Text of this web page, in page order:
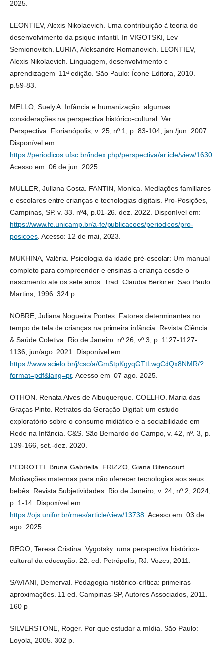
2025.
LEONTIEV, Alexis Nikolaevich. Uma contribuição à teoria do
desenvolvimento da psique infantil. In VIGOTSKI, Lev
Semionovitch. LURIA, Aleksandre Romanovich. LEONTIEV,
Alexis Nikolaevich. Linguagem, desenvolvimento e
aprendizagem. 11ª edição. São Paulo: Ícone Editora, 2010.
p.59-83.
MELLO, Suely A. Infância e humanização: algumas
considerações na perspectiva histórico-cultural. Ver.
Perspectiva. Florianópolis, v. 25, nº 1, p. 83-104, jan./jun. 2007.
Disponível em:
https://periodicos.ufsc.br/index.php/perspectiva/article/view/1630.
Acesso em: 06 de jun. 2025.
MULLER, Juliana Costa. FANTIN, Monica. Mediações familiares
e escolares entre crianças e tecnologias digitais. Pro-Posições,
Campinas, SP. v. 33. nº4, p.01-26. dez. 2022. Disponível em:
https://www.fe.unicamp.br/a-fe/publicacoes/periodicos/pro-
posicoes. Acesso: 12 de mai, 2023.
MUKHINA, Valéria. Psicologia da idade pré-escolar: Um manual
completo para compreender e ensinas a criança desde o
nascimento até os sete anos. Trad. Claudia Berkiner. São Paulo:
Martins, 1996. 324 p.
NOBRE, Juliana Nogueira Pontes. Fatores determinantes no
tempo de tela de crianças na primeira infância. Revista Ciência
& Saúde Coletiva. Rio de Janeiro. nº.26, vº 3, p. 1127-1127-
1136, jun/ago. 2021. Disponível em:
https://www.scielo.br/j/csc/a/GmStpKgyqGTtLwgCdQx8NMR/?
format=pdf&lang=pt. Acesso em: 07 ago. 2025.
OTHON. Renata Alves de Albuquerque. COELHO. Maria das
Graças Pinto. Retratos da Geração Digital: um estudo
exploratório sobre o consumo midiático e a sociabilidade em
Rede na Infância. C&S. São Bernardo do Campo, v. 42, nº. 3, p.
139-166, set.-dez. 2020.
PEDROTTI. Bruna Gabriella. FRIZZO, Giana Bitencourt.
Motivações maternas para não oferecer tecnologias aos seus
bebês. Revista Subjetividades. Rio de Janeiro, v. 24, nº 2, 2024,
p. 1-14. Disponível em:
https://ojs.unifor.br/rmes/article/view/13738. Acesso em: 03 de
ago. 2025.
REGO, Teresa Cristina. Vygotsky: uma perspectiva histórico-
cultural da educação. 22. ed. Petrópolis, RJ: Vozes, 2011.
SAVIANI, Demerval. Pedagogia histórico-crítica: primeiras
aproximações. 11 ed. Campinas-SP, Autores Associados, 2011.
160 p
SILVERSTONE, Roger. Por que estudar a mídia. São Paulo:
Loyola, 2005. 302 p.